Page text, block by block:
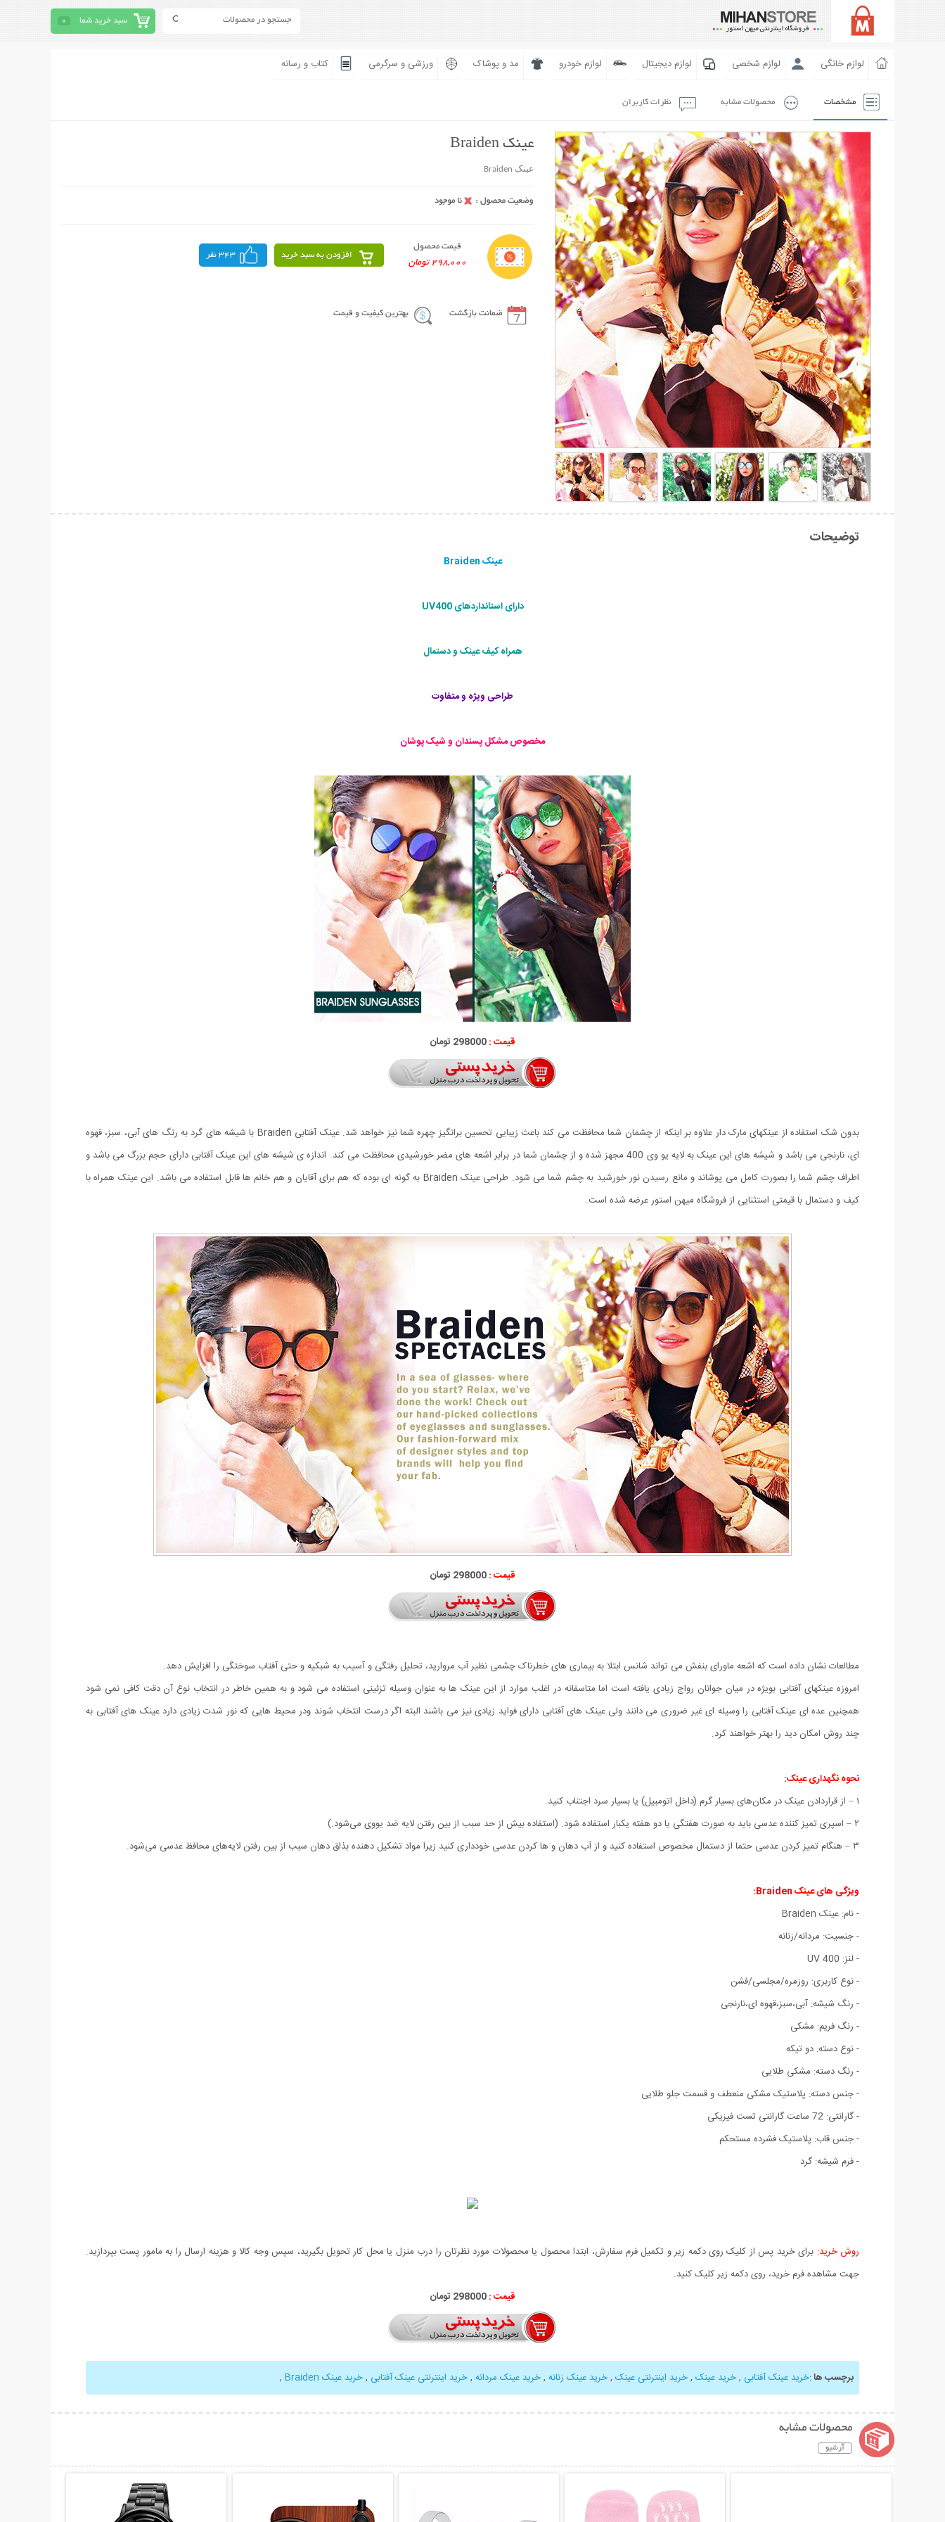
سبد خرید شما 0
لوازم خانگی لوازم شخصی لوازم دیجیتال لوازم خودرو مد و پوشاک ورزشی و سرگرمی کتاب و رسانه
مشخصات محصولات مشابه نظرات کاربران
عینک Braiden
عینک Braiden
قیمت محصول
298,000 تومان
افزودن به سبد خرید 343 نفر
ضمانت بازگشت بهترین کیفیت و قیمت
توضیحات
عینک Braiden
دارای استانداردهای UV400
همراه کیف عینک و دستمال
طراحی ویژه و متفاوت
مخصوص مشکل پسندان و شیک پوشان
قیمت :298000 تومان
بدون شک استفاده از عینکهای مارک دار علاوه بر اینکه از چشمان شما محافظت می کند باعث زیبایی تحسین برانگیز چهره شما نیز خواهد شد. عینک آفتابی Braiden با شیشه های گرد به رنگ های آبی، سبز، قهوه
ای، نارنجی می باشد و شیشه های این عینک به لایه یو وی 400 مجهز شده و از چشمان شما در برابر اشعه های مضر خورشیدی محافظت می کند. اندازه ی شیشه های این عینک آفتابی دارای حجم بزرگ می باشد و
اطراف چشم شما را بصورت کامل می پوشاند و مانع رسیدن نور خورشید به چشم شما می شود. طراحی عینک Braiden به گونه ای بوده که هم برای آقایان و هم خانم ها قابل استفاده می باشد. این عینک همراه با
کیف و دستمال با قیمتی استثنایی از فروشگاه میهن استور عرضه شده است.
قیمت :298000 تومان
مطالعات نشان داده است که اشعه ماورای بنفش می تواند شانس ابتلا به بیماری های خطرناک چشمی نظیر آب مروارید، تحلیل رفتگی و آسیب به شبکیه و حتی آفتاب سوختگی را افزایش دهد.
امروزه عینکهای آفتابی بویژه در میان جوانان رواج زیادی یافته است اما متاسفانه در اغلب موارد از این عینک ها به عنوان وسیله تزئینی استفاده می شود و به همین خاطر در انتخاب نوع آن دقت کافی نمی شود
همچنین عده ای عینک آفتابی را وسیله ای غیر ضروری می دانند ولی عینک های آفتابی دارای فواید زیادی نیز می باشند البته اگر درست انتخاب شوند ودر محیط هایی که نور شدت زیادی دارد عینک های آفتابی به
چند روش امکان دید را بهتر خواهند کرد.
نحوه نگهداری عینک:
۱ – از قراردادن عینک در مکان‌های بسیار گرم (داخل اتومبیل) یا بسیار سرد اجتناب کنید.
۲ – اسپری تمیز کننده عدسی باید به صورت هفتگی یا دو هفته یکبار استفاده شود. (استفاده بیش از حد سبب از بین رفتن لایه ضد یووی می‌شود.)
۳ – هنگام تمیز کردن عدسی حتما از دستمال مخصوص استفاده کنید و از آب دهان و ها کردن عدسی خودداری کنید زیرا مواد تشکیل دهنده بذاق دهان سبب از بین رفتن لایه‌های محافظ عدسی می‌شود.
ویژگی های عینک Braiden:
- نام: عینک Braiden
- جنسیت: مردانه/زنانه
- لنز: UV 400
- نوع کاربری: روزمره/مجلسی/فشن
- رنگ شیشه: آبی،سبز،قهوه ای،نارنجی
- رنگ فریم: مشکی
- نوع دسته: دو تیکه
- رنگ دسته: مشکی طلایی
- جنس دسته: پلاستیک مشکی منعطف و قسمت جلو طلایی
- گارانتی: 72 ساعت گارانتی تست فیزیکی
- جنس قاب: پلاستیک فشرده مستحکم
- فرم شیشه: گرد
روش خرید: برای خرید پس از کلیک روی دکمه زیر و تکمیل فرم سفارش، ابتدا محصول یا محصولات مورد نظرتان را درب منزل یا محل کار تحویل بگیرید، سپس وجه کالا و هزینه ارسال را به مامور پست بپردازید.
جهت مشاهده فرم خرید، روی دکمه زیر کلیک کنید.
قیمت :298000 تومان
برچسب ها:خرید عینک آفتابی ,خرید عینک ,خرید اینترنتی عینک ,خرید عینک زنانه ,خرید عینک مردانه ,خرید اینترنتی عینک آفتابی ,خرید عینک Braiden ,
محصولات مشابه
آرشیو